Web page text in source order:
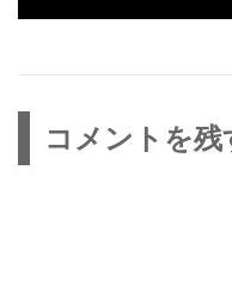
ー
ョ
ン
の
コメントを残